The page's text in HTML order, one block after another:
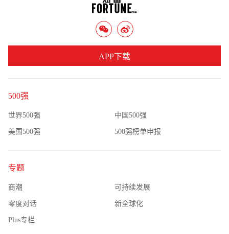
500强
世界500强 中国500强
美国500强 500强榜单申报
专题
商潮 可持续发展
零度对话 新全球化
Plus专栏
APP下载